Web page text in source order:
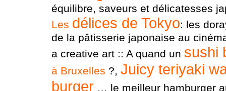
équilibre, saveurs et délicatesses
Les délices de Tokyo: les
de la pâtisserie japonaise au
a creative art :: A quand un sushi
à Bruxelles ?, Juicy teriyaki
burger … le meilleur hamburger